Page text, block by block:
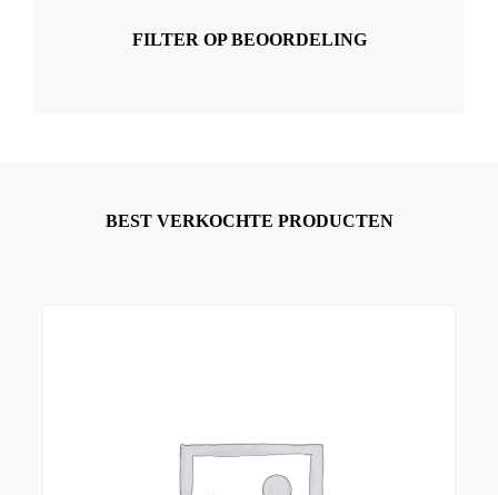
FILTER OP BEOORDELING
BEST VERKOCHTE PRODUCTEN